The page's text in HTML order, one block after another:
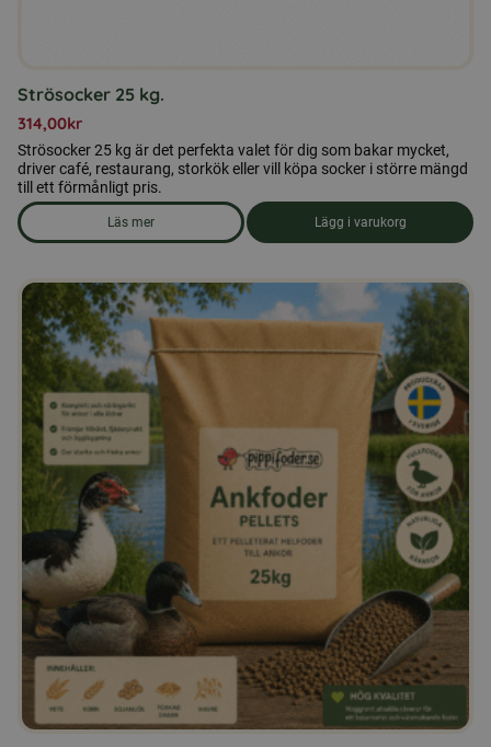
Strösocker 25 kg.
314,00kr
Strösocker 25 kg är det perfekta valet för dig som bakar mycket,
driver café, restaurang, storkök eller vill köpa socker i större mängd
till ett förmånligt pris.
Läs mer
om produkten Strösocker 25 kg.
Lägg i varukorg